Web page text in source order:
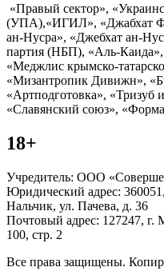
«Правый сектор»,
(УПА),«ИГИЛ», «Джабхат
ан-Нусра», «Джебхат ан-
партия (НБП), «Аль-
«Меджлис крымско-
«Мизантропик Дивижн»,
«Артподготовка»,
«Славянский союз»,
18+
Учредитель: ООО
Юридический адрес:
Нальчик, ул. Пачева, д. 36
Почтовый адрес: 127247, г.
100, стр. 2
Все права защищены.